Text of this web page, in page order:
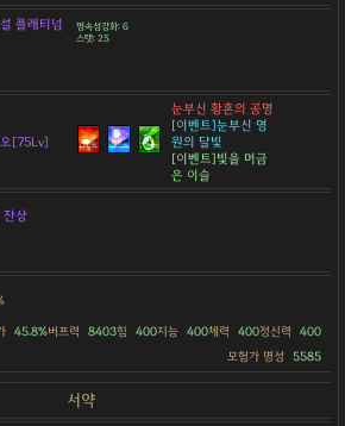
플래티넘
명속성강화: 6
스탯: 25
[75Lv]
눈부신 황혼의 공명
[이벤트]눈부신 영
원의 달빛
[이벤트]빛을 머금
은 이슬
잔상
45.8%버프력 8403힘 400지능 400체력 400정신력
400
모험가 명성
5585
서약